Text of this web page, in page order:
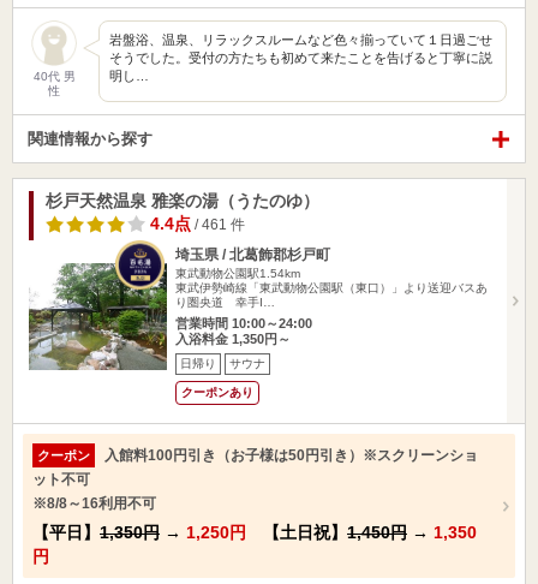
40代 男
性
岩盤浴、温泉、リラックスルームなど色々揃っていて１日過ごせ
そうでした。受付の方たちも初めて来たことを告げると丁寧に説
明し…
関連情報から探す
杉戸天然温泉 雅楽の湯（うたのゆ）
4.4点 / 461 件
埼玉県 / 北葛飾郡杉戸町
東武動物公園駅1.54km
東武伊勢崎線「東武動物公園駅（東口）」より送迎バスあ
り圏央道 幸手I…
営業時間 10:00～24:00
入浴料金 1,350円～
日帰り サウナ
クーポンあり
クーポン
入館料100円引き（お子様は50円引き）※スクリーンショ
ット不可
※8/8～16利用不可
【平日】 1,350円 → 1,250円 【土日祝】 1,450円 → 1,350
円